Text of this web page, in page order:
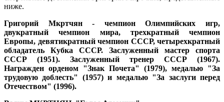
ниже.
Григорий Мкртчян - чемпион Олимпийских игр,
двукратный чемпион мира, трехкратный чемпион
Европы, девятикратный чемпион СССР, четырехкратный
обладатель Кубка СССР. Заслуженный мастер спорта
СССР (1951). Заслуженный тренер СССР (1967).
Награжден орденом "Знак Почета" (1979), медалью "За
трудовую доблесть" (1957) и медалью "За заслуги перед
Отечеством" (1996).